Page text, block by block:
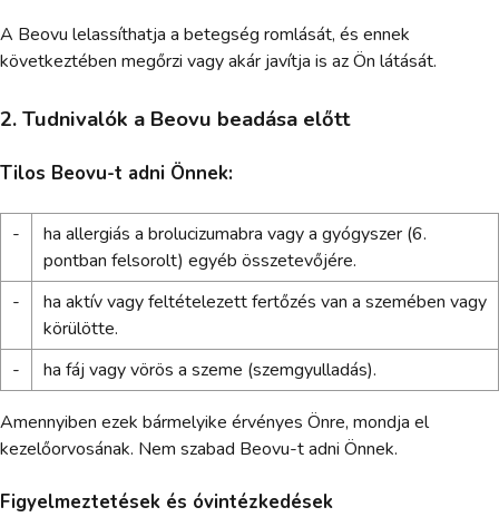
A Beovu lelassíthatja a betegség romlását, és ennek
következtében megőrzi vagy akár javítja is az Ön látását.
2. Tudnivalók a Beovu beadása előtt
Tilos Beovu-t adni Önnek:
-
ha allergiás a brolucizumabra vagy a gyógyszer (6.
pontban felsorolt) egyéb összetevőjére.
-
ha aktív vagy feltételezett fertőzés van a szemében vagy
körülötte.
-
ha fáj vagy vörös a szeme (szemgyulladás).
Amennyiben ezek bármelyike érvényes Önre, mondja el
kezelőorvosának. Nem szabad Beovu-t adni Önnek.
Figyelmeztetések és óvintézkedések